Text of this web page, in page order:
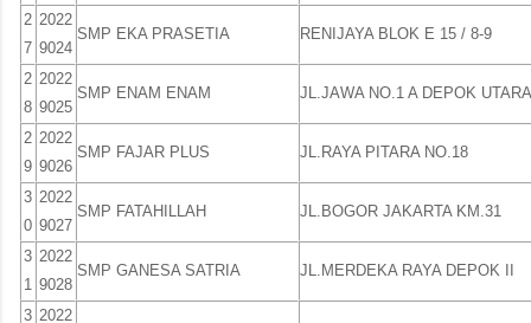
2
7
2022
9024
SMP EKA PRASETIA RENIJAYA BLOK E 15 / 8-9
2
8
2022
9025
SMP ENAM ENAM JL.JAWA NO.1 A DEPOK UTARA
2
9
2022
9026
SMP FAJAR PLUS JL.RAYA PITARA NO.18
3
0
2022
9027
SMP FATAHILLAH JL.BOGOR JAKARTA KM.31
3
1
2022
9028
SMP GANESA SATRIA JL.MERDEKA RAYA DEPOK II
3 2022